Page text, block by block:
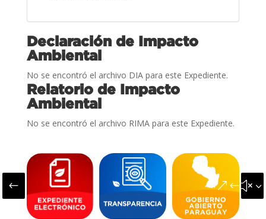
Declaración de Impacto
Ambiental
No se encontró el archivo DIA para este Expediente.
Relatorio de Impacto
Ambiental
No se encontró el archivo RIMA para este Expediente.
#